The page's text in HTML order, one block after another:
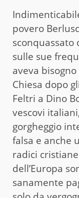
povero
sconquassato
sulle sue
aveva
Chiesa dopo
Feltri a Dino
vescovi
gorgheggio
falsa e anche
radici
dell’Europa
sanamente